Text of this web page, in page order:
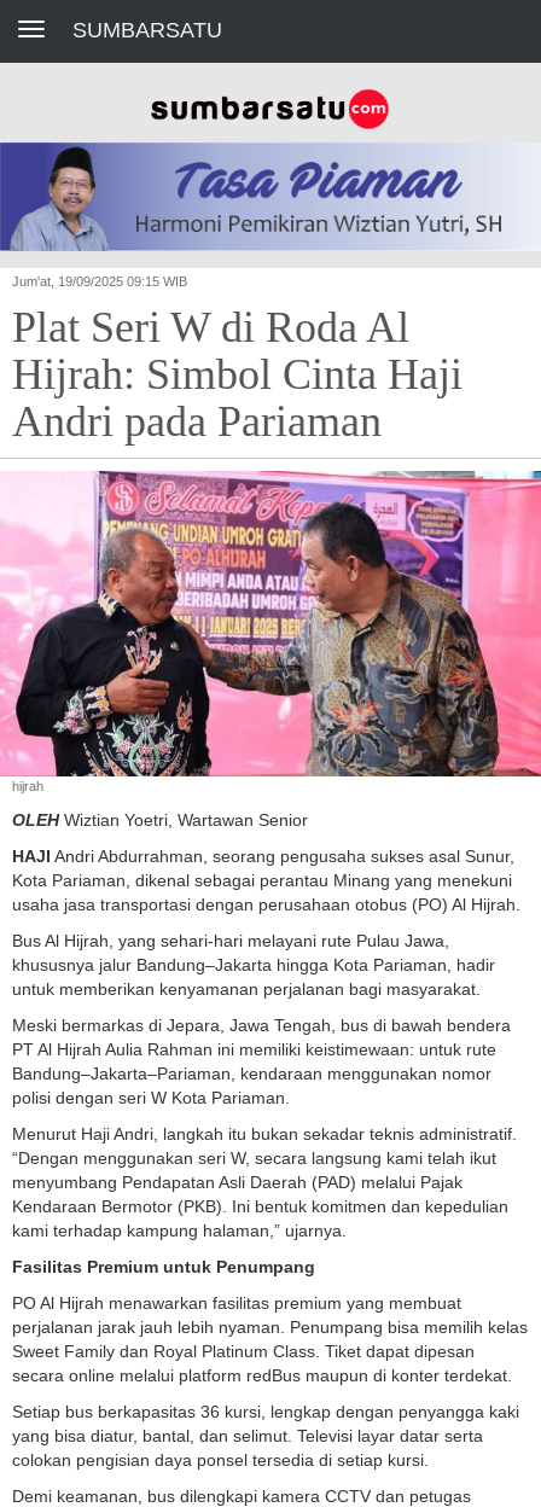
Toggle navigationSUMBARSATU
Jum'at, 19/09/2025 09:15 WIB
Plat Seri W di Roda Al
Hijrah: Simbol Cinta Haji
Andri pada Pariaman
hijrah
OLEHWiztian Yoetri, Wartawan Senior
HAJI Andri Abdurrahman, seorang pengusaha sukses asal Sunur,
Kota Pariaman, dikenal sebagai perantau Minang yang menekuni
usaha jasa transportasi dengan perusahaan otobus (PO) Al Hijrah.
Bus Al Hijrah, yang sehari-hari melayani rute Pulau Jawa,
khususnya jalur Bandung–Jakarta hingga Kota Pariaman, hadir
untuk memberikan kenyamanan perjalanan bagi masyarakat.
Meski bermarkas di Jepara, Jawa Tengah, bus di bawah bendera
PT Al Hijrah Aulia Rahman ini memiliki keistimewaan: untuk rute
Bandung–Jakarta–Pariaman, kendaraan menggunakan nomor
polisi dengan seri W Kota Pariaman.
Menurut Haji Andri, langkah itu bukan sekadar teknis administratif.
“Dengan menggunakan seri W, secara langsung kami telah ikut
menyumbang Pendapatan Asli Daerah (PAD) melalui Pajak
Kendaraan Bermotor (PKB). Ini bentuk komitmen dan kepedulian
kami terhadap kampung halaman,” ujarnya.
Fasilitas Premium untuk Penumpang
PO Al Hijrah menawarkan fasilitas premium yang membuat
perjalanan jarak jauh lebih nyaman. Penumpang bisa memilih kelas
Sweet Family dan Royal Platinum Class. Tiket dapat dipesan
secara online melalui platform redBus maupun di konter terdekat.
Setiap bus berkapasitas 36 kursi, lengkap dengan penyangga kaki
yang bisa diatur, bantal, dan selimut. Televisi layar datar serta
colokan pengisian daya ponsel tersedia di setiap kursi.
Demi keamanan, bus dilengkapi kamera CCTV dan petugas